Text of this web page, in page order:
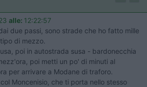
alle: 12:22:57
due passi, sono strade che ho fatto mille
di mezzo.
poi in autostrada susa - bardonecchia
poi metti un po' di minuti al
per arrivare a Modane di traforo.
Moncenisio, che ti porta nello stesso